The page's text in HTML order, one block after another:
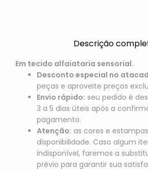
Descrição
Em tecido alfaiataria sensorial.
Desconto especial no
peças e aproveite preços
Envio rápido: seu pedido é
3 a 5 dias úteis após a
pagamento.
Atenção: as cores e
disponibilidade. Caso algum
indisponível, faremos a
prévio para garantir sua